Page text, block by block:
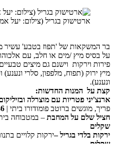
ארטישוק בגריל (צילום: יעל אמיר)
של 'תפוז בטבע' עשיר מאוד
מיץ /מים או חלב, עם אלכוהול או
וישנם גם מיצים טבעיים כמו
(תפוח, מלפפון, סלרי ונענע) וכמובן
המנות החדשות:
פטריות עם מוצרלה ובזיליקום–
ברוטב פומודורו ביתי |36 שקלים
על המחבת – במטבוחה ביתית חמה
בגריל – ירקות קלויים בתנור